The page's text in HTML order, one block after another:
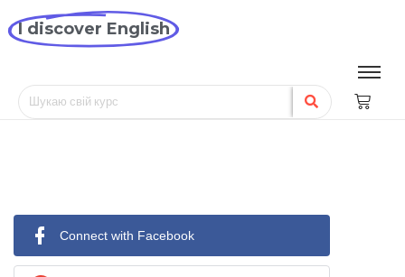
I discover English
Connect with Facebook